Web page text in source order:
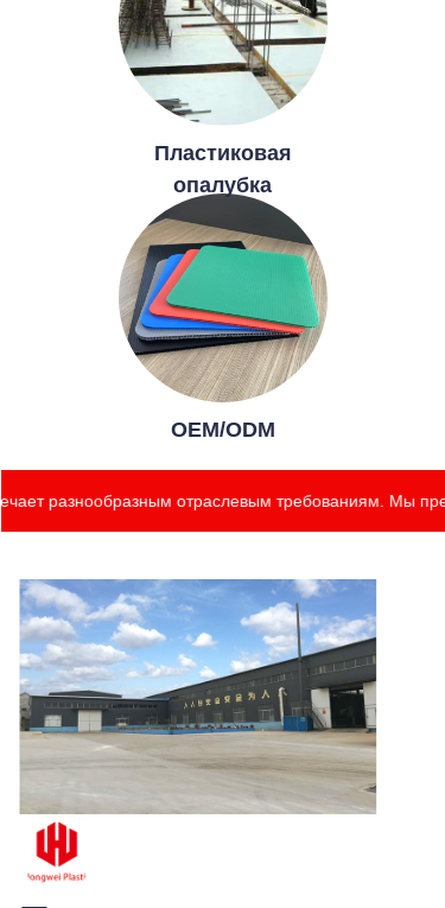
Пластиковая
опалубка
OEM/ODM
разнообразным отраслевым требованиям. Мы
высокие стандарты
качества и отвечает
разнообразным
отраслевым
требованиям. Мы
предлагаем плиты
шириной до 2,6 метра
с настраиваемой
толщиной от 2 мм до
18 мм.